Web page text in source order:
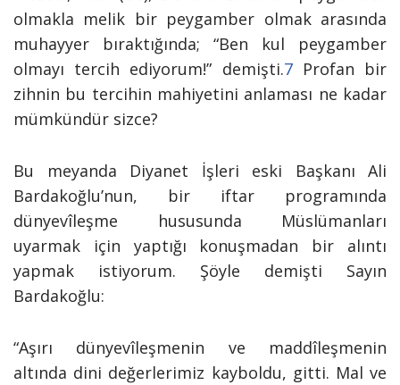
olmakla melik bir peygamber olmak arasında
muhayyer bıraktığında; “Ben kul peygamber
olmayı tercih ediyorum!” demişti.7Profan bir
zihnin bu tercihin mahiyetini anlaması ne kadar
mümkündür sizce?
Bu meyanda Diyanet İşleri eski Başkanı Ali
Bardakoğlu’nun, bir iftar programında
dünyevîleşme hususunda Müslümanları
uyarmak için yaptığı konuşmadan bir alıntı
yapmak istiyorum. Şöyle demişti Sayın
Bardakoğlu:
“Aşırı dünyevîleşmenin ve maddîleşmenin
altında dini değerlerimiz kayboldu, gitti. Mal ve